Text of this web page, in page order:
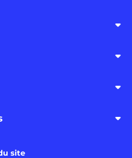
site